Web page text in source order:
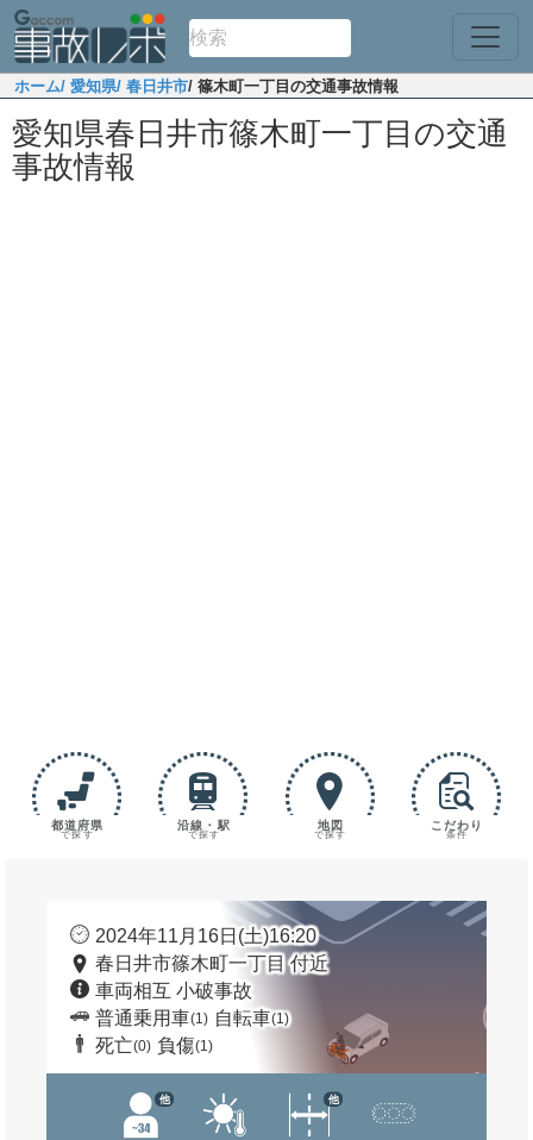
ホーム/ 愛知県/ 春日井市/ 篠木町一丁目の交通事故情報
愛知県春日井市篠木町一丁目の交通
事故情報
都道府県
で探す
沿線・駅
で探す
地図
で探す
こだわり
条件
2024年11月16日(土)16:20
春日井市篠木町一丁目 付近
車両相互 小破事故
普通乗用車(1) 自転車(1)
死亡(0) 負傷(1)
他 他